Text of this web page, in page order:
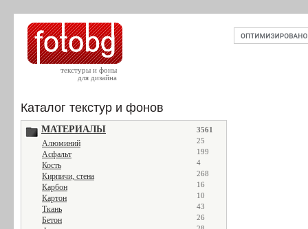
текстуры и фоны
для дизайна
Каталог текстур и фонов
МАТЕРИАЛЫ 3561
Алюминий 25
Асфальт 199
Кость 4
Кирпичи, стена 268
Карбон 16
Картон 10
Ткань 43
Бетон 26